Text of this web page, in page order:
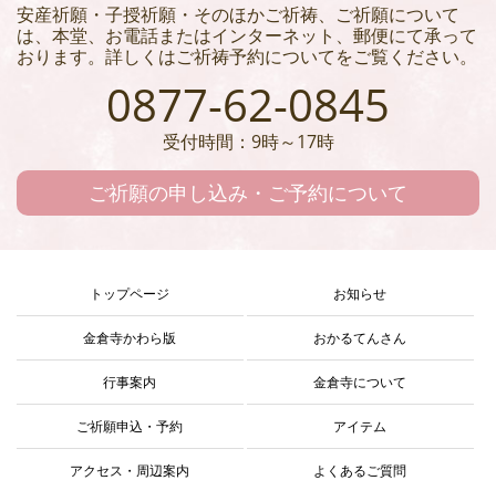
安産祈願・子授祈願・そのほかご祈祷、ご祈願について
は、本堂、お電話またはインターネット、郵便にて承って
おります。詳しくはご祈祷予約についてをご覧ください。
0877-62-0845
受付時間：9時～17時
ご祈願の申し込み・ご予約について
トップページ お知らせ
金倉寺かわら版 おかるてんさん
行事案内 金倉寺について
ご祈願申込・予約 アイテム
アクセス・周辺案内 よくあるご質問